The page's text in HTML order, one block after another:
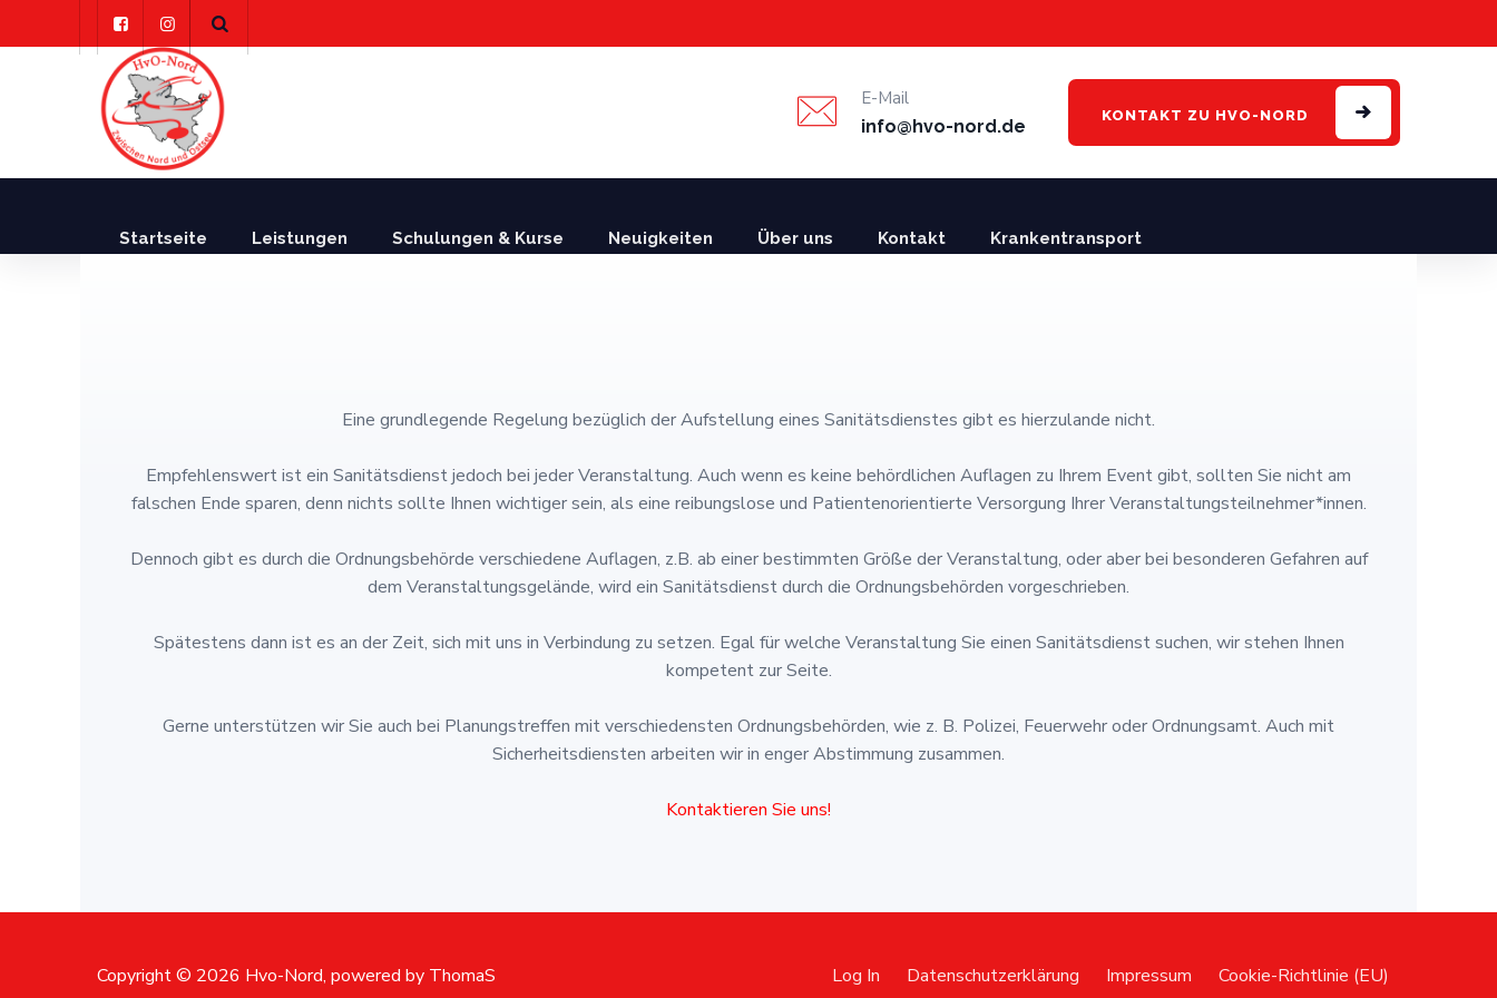
E-Mail
info@hvo-nord.de
KONTAKT ZU HVO-NORD
Startseite Leistungen Schulungen & Kurse Neuigkeiten Über uns Kontakt Krankentransport
Eine grundlegende Regelung bezüglich der Aufstellung eines Sanitätsdienstes gibt es hierzulande nicht.
Empfehlenswert ist ein Sanitätsdienst jedoch bei jeder Veranstaltung. Auch wenn es keine behördlichen Auflagen zu Ihrem Event gibt, sollten Sie nicht am
falschen Ende sparen, denn nichts sollte Ihnen wichtiger sein, als eine reibungslose und Patientenorientierte Versorgung Ihrer Veranstaltungsteilnehmer*innen.
Dennoch gibt es durch die Ordnungsbehörde verschiedene Auflagen, z.B. ab einer bestimmten Größe der Veranstaltung, oder aber bei besonderen Gefahren auf
dem Veranstaltungsgelände, wird ein Sanitätsdienst durch die Ordnungsbehörden vorgeschrieben.
Spätestens dann ist es an der Zeit, sich mit uns in Verbindung zu setzen. Egal für welche Veranstaltung Sie einen Sanitätsdienst suchen, wir stehen Ihnen
kompetent zur Seite.
Gerne unterstützen wir Sie auch bei Planungstreffen mit verschiedensten Ordnungsbehörden, wie z. B. Polizei, Feuerwehr oder Ordnungsamt. Auch mit
Sicherheitsdiensten arbeiten wir in enger Abstimmung zusammen.
Kontaktieren Sie uns!
Copyright © 2026 Hvo-Nord, powered by ThomaS Log In Datenschutzerklärung Impressum Cookie-Richtlinie (EU)